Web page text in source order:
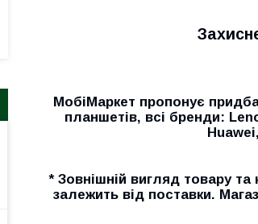
МобіМаркет пропонує
планшетів, всі бренди:
* Зовнішній вигляд товару та
залежить від поставки.